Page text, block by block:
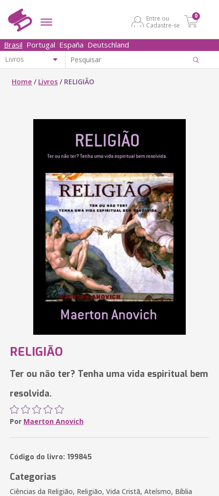
Entre ou
Cadastre-se
0
Brasil Portugal España Deutschland
Home / Livros / RELIGIÃO
RELIGIÃO
Ter ou não ter? Tenha uma vida espiritual bem
resolvida.
Por Maerton Anovich
Código do livro: 199845
Categorias
Ciências da Religião, Religião, Vida Cristã, Ateísmo, Bíblia